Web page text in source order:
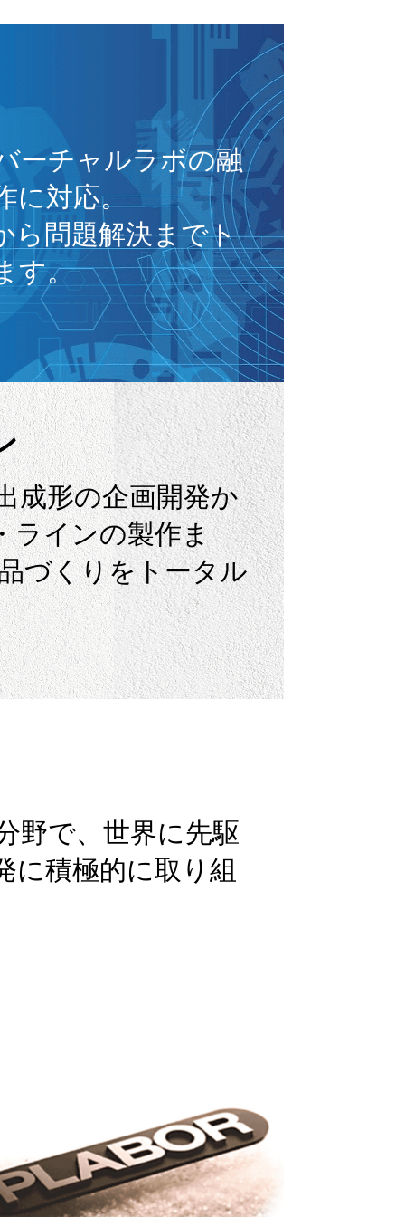
ーチャルラボの融
に対応。
ら問題解決までト
す。
成形の企画開発か
ラインの製作ま
づくりをトータル
野で、世界に先駆
に積極的に取り組